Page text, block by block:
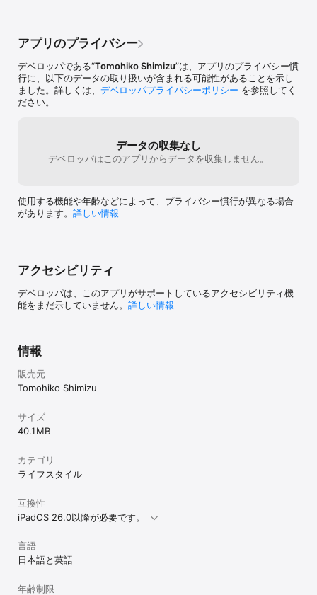
カレンダーの日にち毎に、その日の予定と、その日に達成予定のリ
[ 誕生日をお祝いするサービスを用意しています ]
連絡先アプリと連携して、誕生日を迎えた方の名前と年齢、そして
お祝いの花吹雪アニメーションを表示します。また、お祝いのサウ
[ 日にち毎の手書きのメモを描けます ]
カレンダーの日にち毎に、大きなキャンバスにApple Pencilや指で
手書きのメモを描くことができます。手書きのメモをコピーして別
[ 日にち毎にテキスト形式のメモと写真を添付できます ]
手書きのメモに加えて、カレンダーの日にち毎に、テキスト形式の
イベント画面に掲載されたイベント(予定)の編集、削除が可能で
ベントの過去と未来のイベントを検索できます。
の湿度推移、今日の降水確率、10日間の気温推移、10日間の降水確
率、10日間の降水量、10日間の積雪量)の天気予報をビジュアルなチ
ションを表示するオプションを用意しています。
ます。「環境省熱中症予防情報サイト」からの提供情報を利用して
います。なお、同機能は、日本国内でのみ利用できます。
日々の予定や誕生日などの検索に加えて、手書きメモ、テキスト、
写真をセットにしたノートを一覧リスト形式とリアルタイムなキー
アプリのプライバシー
デベロッパである“Tomohiko Shimizu”は、アプリのプライバシー慣
行に、以下のデータの取り扱いが含まれる可能性があることを示し
ました。詳しくは、 デベロッパプライバシーポリシー を参照してく
ださい。
データの収集なし
デベロッパはこのアプリからデータを収集しません。
使用する機能や年齢などによって、プライバシー慣行が異なる場合
があります。 詳しい情報
アクセシビリティ
デベロッパは、このアプリがサポートしているアクセシビリティ機
能をまだ示していません。 詳しい情報
情報
販売元
Tomohiko Shimizu
サイズ
40.1 MB
カテゴリ
ライフスタイル
互換性
iPadOS 26.0以降が必要です。
言語
日本語と英語
年齢制限